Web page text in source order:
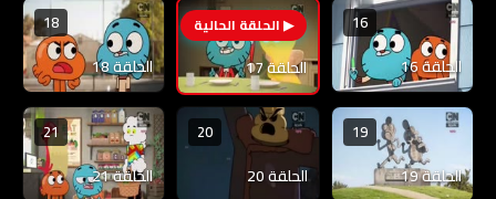
16
الحلقة 16
17
الحلقة 17
18
الحلقة 18
19
الحلقة 19
20
الحلقة 20
21
الحلقة 21